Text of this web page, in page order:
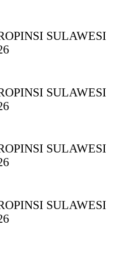
SULAWESI
SULAWESI
SULAWESI
SULAWESI